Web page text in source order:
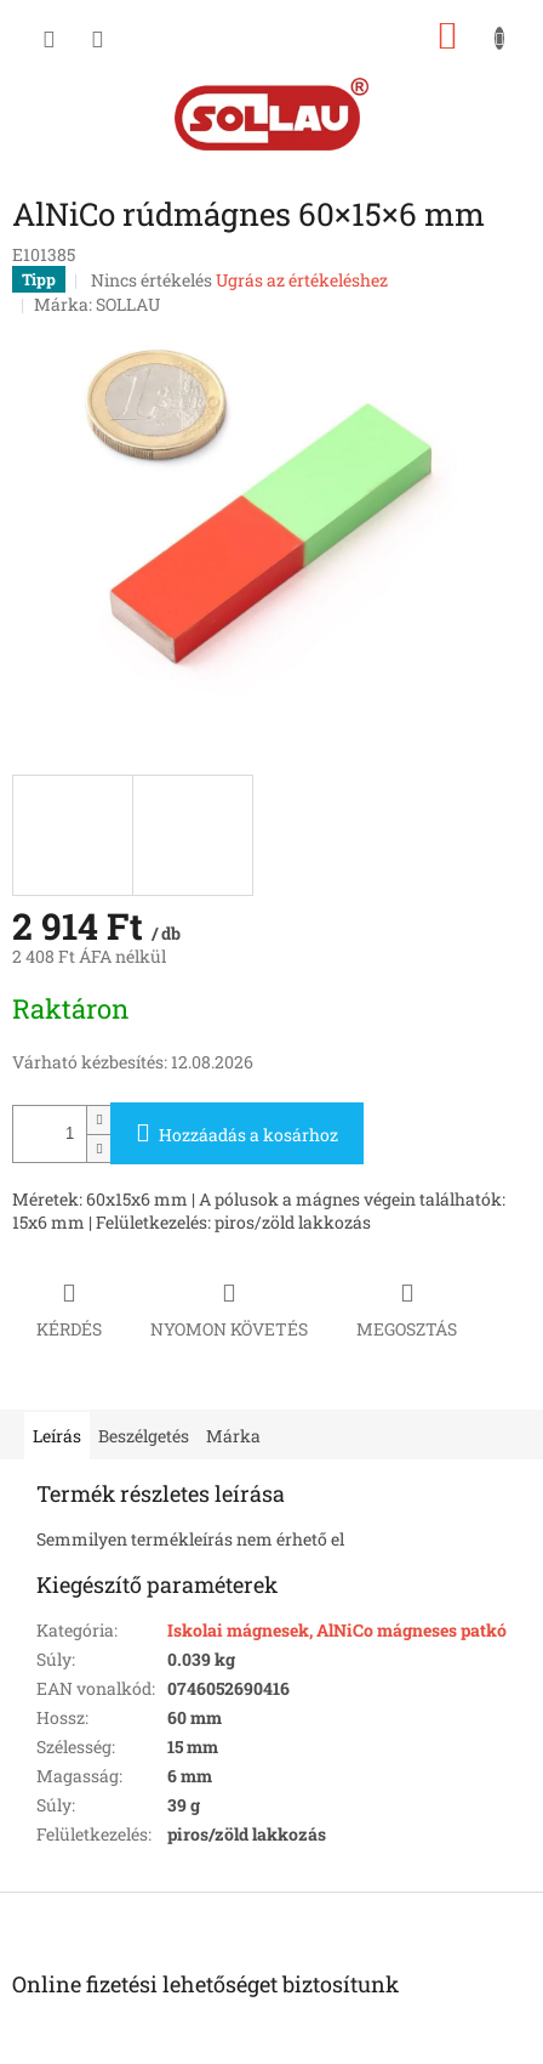
AlNiCo rúdmágnes 60×15×6 mm
E101385
Tipp
A
termék
értékelése
5-
ből
0,0
csillag.
Nincs értékelésUgrás az értékeléshez
Márka:SOLLAU
2 914 Ft / db
2 408 Ft ÁFA nélkül
Raktáron
Várható kézbesítés: 12.08.2026
Hozzáadás a kosárhoz
Méretek: 60x15x6 mm | A pólusok a mágnes végein találhatók:
15x6 mm | Felületkezelés: piros/zöld lakkozás
KÉRDÉS NYOMON KÖVETÉS MEGOSZTÁS
Leírás Beszélgetés Márka
Termék részletes leírása
Semmilyen termékleírás nem érhető el
Kiegészítő paraméterek
Kategória:
Iskolai mágnesek, AlNiCo mágneses patkó
Súly:
0.039 kg
EAN vonalkód: 0746052690416
Hossz:
60 mm
Szélesség:
15 mm
Magasság:
6 mm
Súly:
39 g
Felületkezelés: piros/zöld lakkozás
L
Online fizetési lehetőséget biztosítunk